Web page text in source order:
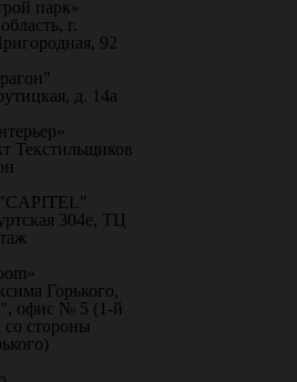
парк»
г.
92
д. 14а
Текстильщиков
304е, ТЦ
Горького,
офис № 5 (1-й
со стороны